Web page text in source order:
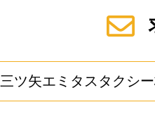
三ツ矢エミタスタクシ